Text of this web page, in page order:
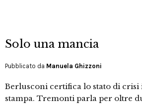
Solo una mancia
Pubblicato da Manuela Ghizzoni
Berlusconi certifica lo stato di
stampa. Tremonti parla per oltre